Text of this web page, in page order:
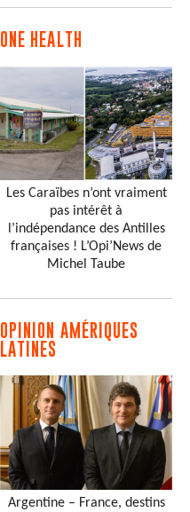
ONE HEALTH
Les Caraïbes n’ont vraiment
pas intérêt à
l’indépendance des Antilles
françaises ! L’Opi’News de
Michel Taube
OPINION AMÉRIQUES
LATINES
Argentine – France, destins